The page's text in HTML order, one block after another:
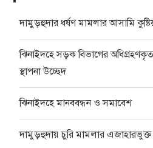
দামুড়হুদার ধর্ষণ মামলার আসামি
ঝিনাইদহে সড়ক বিভাগের
স্থাপনা উচ্ছেদ
ঝিনাইদহে মানববন্ধন ও সমাবেশ
দামুড়হুদায় চুরি মামলার এজাহারভুক্ত